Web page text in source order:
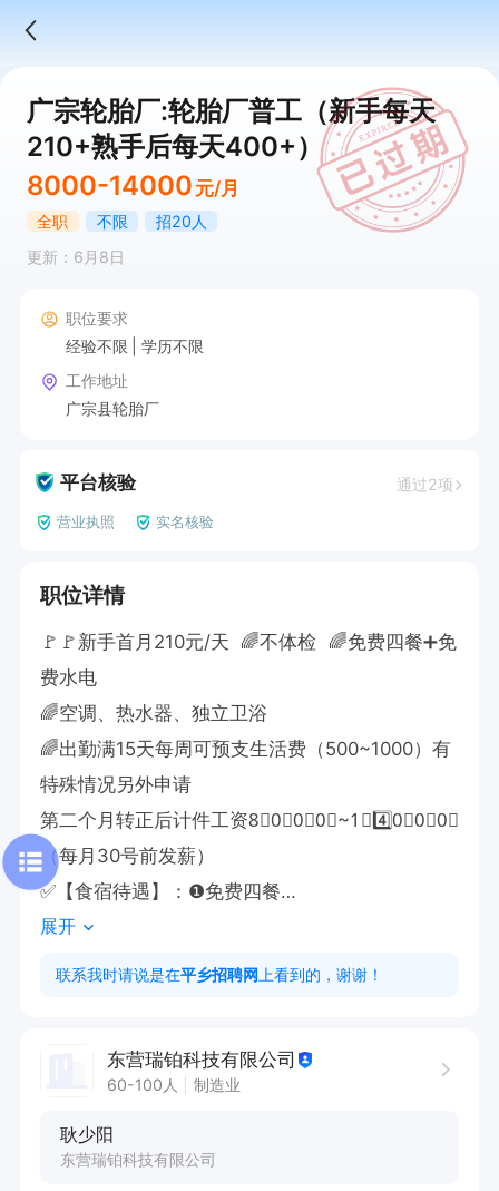
广宗轮胎厂:轮胎厂普工（新手每天
210+熟手后每天400+）
8000-14000 元/月
全职 不限
招20人
更新：6月8日
职位要求
经验不限
学历不限
工作地址
广宗县轮胎厂
平台核验 通过2项
营业执照 实名核验
职位详情
🚩🚩新手首月210元/天  🌈不体检  🌈免费四餐➕免
费水电
🌈空调、热水器、独立卫浴
🌈出勤满15天每周可预支生活费（500~1000）有
特殊情况另外申请
第二个月转正后计件工资8⃣0⃣0⃣0⃣~1⃣4️⃣0⃣0⃣0⃣
（每月30号前发薪）
✅【食宿待遇】：❶免费四餐
❷免费住宿4人间(有空调)，可提供夫妻间，宿舍
水免费，每人每月免费50度电，超出自费。热水
接头
展开
联系我时请说是在平乡招聘网 上看到的，谢谢！
东营瑞铂科技有限公司
60-100人 制造业
耿少阳
东营瑞铂科技有限公司